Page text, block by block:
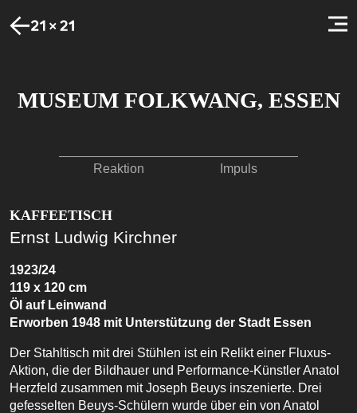
MUSEUM FOLKWANG, ESSEN
Reaktion Impuls
KAFFEETISCH
Ernst Ludwig Kirchner
1923/24
119 x 120 cm
Öl auf Leinwand
Erworben 1948 mit Unterstützung der Stadt Essen
Der Stahltisch mit drei Stühlen ist ein Relikt einer Fluxus-
Aktion, die der Bildhauer und Performance-Künstler Anatol
Herzfeld zusammen mit Joseph Beuys inszenierte. Drei
gefesselten Beuys-Schülern wurde über ein von Anatol